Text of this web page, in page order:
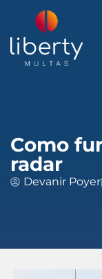
Como
radar
Devanir Poyer